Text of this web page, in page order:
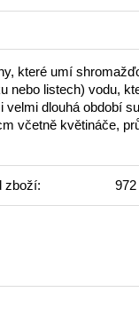
které umí
nebo listech) vodu,
velmi dlouhá období
včetně květináče,
zboží: 972